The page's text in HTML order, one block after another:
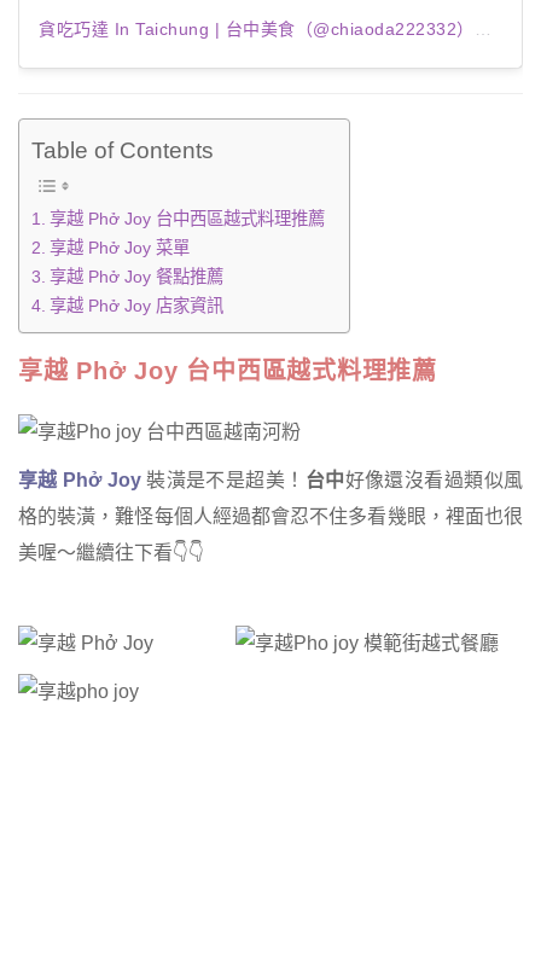
貪吃巧達 In Taichung | 台中美食（@chiaoda222332）分享的貼文
Table of Contents
享越 Phở Joy 台中西區越式料理推薦
享越 Phở Joy 菜單
享越 Phở Joy 餐點推薦
享越 Phở Joy 店家資訊
享越 Phở Joy 台中西區越式料理推薦
享越 Phở Joy 裝潢是不是超美！ 台中好像還沒看過類似風
格的裝潢，難怪每個人經過都會忍不住多看幾眼，裡面也很
美喔～繼續往下看👇👇